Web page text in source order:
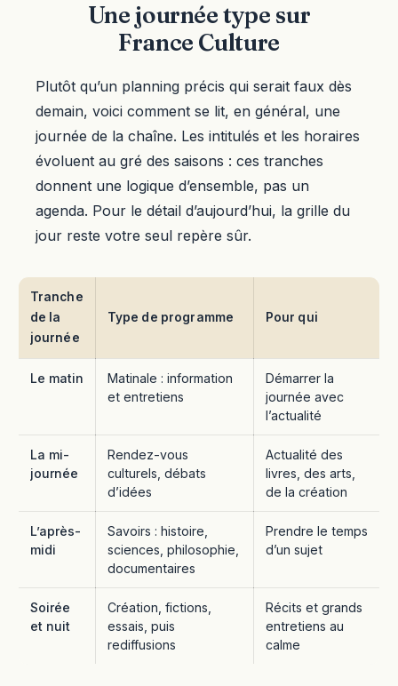
Une journée type sur
France Culture
Plutôt qu’un planning précis qui serait faux dès
demain, voici comment se lit, en général, une
journée de la chaîne. Les intitulés et les horaires
évoluent au gré des saisons : ces tranches
donnent une logique d’ensemble, pas un
agenda. Pour le détail d’aujourd’hui, la grille du
jour reste votre seul repère sûr.
Tranche
de la
journée
Type de programme Pour qui
Le matin
Matinale : information
et entretiens
Démarrer la
journée avec
l’actualité
La mi-
journée
Rendez-vous
culturels, débats
d’idées
Actualité des
livres, des arts,
de la création
L’après-
midi
Savoirs : histoire,
sciences, philosophie,
documentaires
Prendre le temps
d’un sujet
Soirée
et nuit
Création, fictions,
essais, puis
rediffusions
Récits et grands
entretiens au
calme